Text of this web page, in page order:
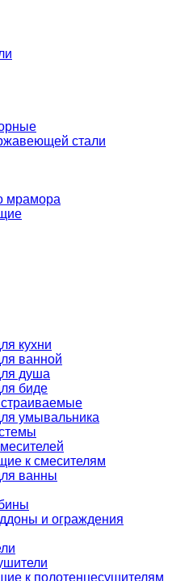
стали
мрамора
кухни
ванной
душа
биде
умывальника
к смесителям
ванны
и ограждения
к полотенцесушителям